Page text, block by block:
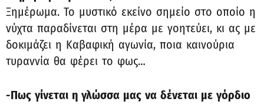
Ξημέρωμα. Το μυστικό εκείνο σημείο στο οποίο η
νύχτα παραδίνεται στη μέρα με γοητεύει, κι ας με
δοκιμάζει η Καβαφική αγωνία, ποια καινούρια
τυραννία θα φέρει το φως…
-Πως γίνεται η γλώσσα μας να δένεται με γόρδιο